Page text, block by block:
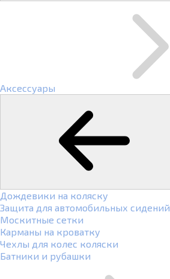
Аксессуары
Дождевики на коляску
Защита для автомобильных сидений
Москитные сетки
Карманы на кроватку
Чехлы для колес коляски
Батники и рубашки